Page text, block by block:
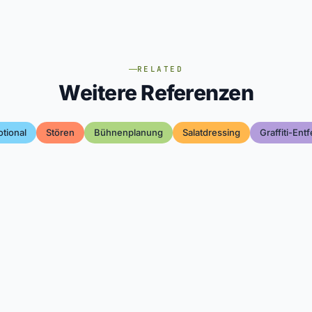
RELATED
Weitere Referenzen
Stören Bühnenplanung Salatdressing Graffiti-